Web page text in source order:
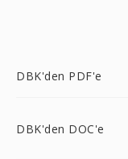
DBK'den PDF'e
DBK'den DOC'e